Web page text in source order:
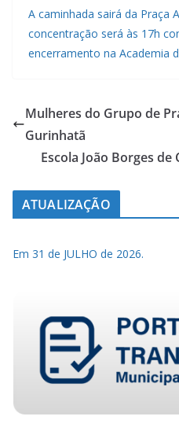
A caminhada sairá da Praça
concentração será às 17h
encerramento na Academia
Mulheres do Grupo de
Gurinhatã
Escola João Borges
ATUALIZAÇÃO
Em 31 de JULHO de 2026.